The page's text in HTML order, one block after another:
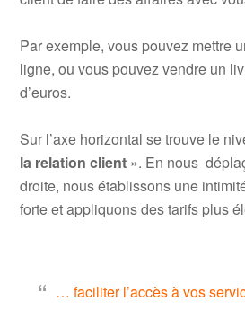
Par exemple, vous pouvez mettre
ligne, ou vous pouvez vendre un
d’euros.
Sur l’axe horizontal se trouve le
la relation client ». En nous
droite, nous établissons une
forte et appliquons des tarifs plus
… faciliter l’accès à vos